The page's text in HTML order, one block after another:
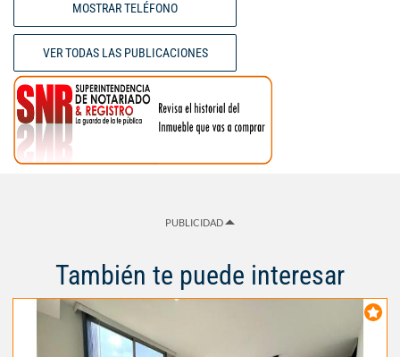
MOSTRAR TELÉFONO
VER TODAS LAS PUBLICACIONES
PUBLICIDAD
También te puede interesar